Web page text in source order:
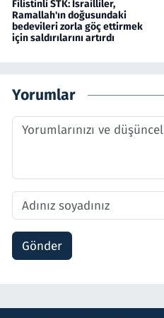
Filistinli STK: İsrailliler,
Ramallah'ın doğusundaki
bedevileri zorla göç ettirmek
için saldırılarını artırdı
Yorumlar
Gönder